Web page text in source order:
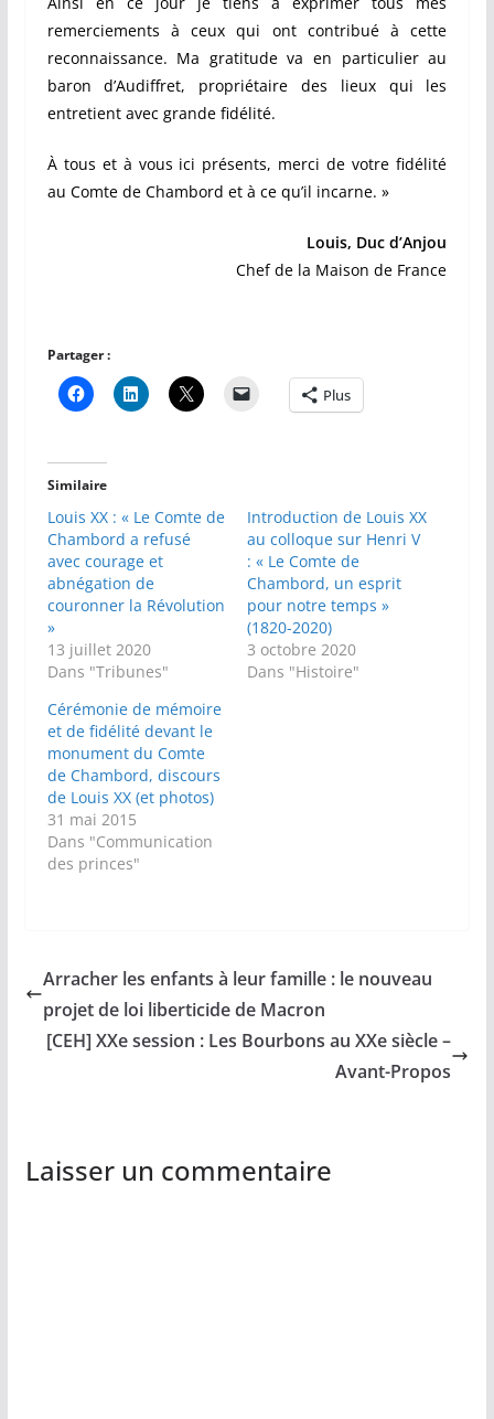
remerciements à ceux qui ont contribué à cette
reconnaissance. Ma gratitude va en particulier au
baron d’Audiffret, propriétaire des lieux qui les
entretient avec grande fidélité.
À tous et à vous ici présents, merci de votre fidélité
au Comte de Chambord et à ce qu’il incarne. »
Louis, Duc d’Anjou
Chef de la Maison de France
Partager :
Plus
Similaire
Louis XX : « Le Comte de
Chambord a refusé
avec courage et
abnégation de
couronner la Révolution
»
13 juillet 2020
Dans "Tribunes"
Introduction de Louis XX
au colloque sur Henri V
: « Le Comte de
Chambord, un esprit
pour notre temps »
(1820-2020)
3 octobre 2020
Dans "Histoire"
Cérémonie de mémoire
et de fidélité devant le
monument du Comte
de Chambord, discours
de Louis XX (et photos)
31 mai 2015
Dans "Communication
des princes"
Arracher les enfants à leur famille : le nouveau
projet de loi liberticide de Macron
[CEH] XXe session : Les Bourbons au XXe siècle –
Avant-Propos
Laisser un commentaire